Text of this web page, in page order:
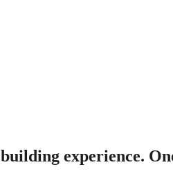
experience.